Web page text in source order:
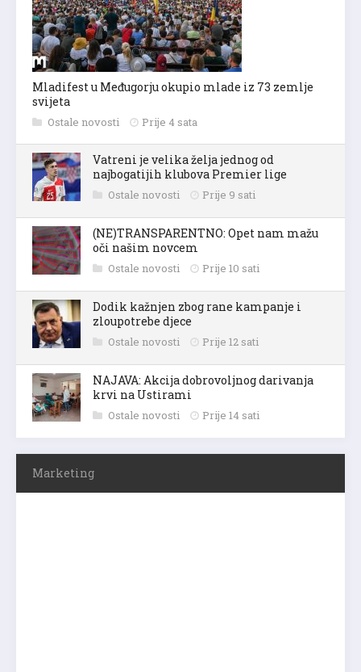
Mladifest u Međugorju okupio mlade iz 73 zemlje
svijeta
Ostale novosti Prije 4 sata
Vatreni je velika želja jednog od
najbogatijih klubova Premier lige
Ostale novosti Prije 9 sati
(NE)TRANSPARENTNO: Opet nam mažu
oči našim novcem
Ostale novosti Prije 10 sati
Dodik kažnjen zbog rane kampanje i
zloupotrebe djece
Ostale novosti Prije 12 sati
NAJAVA: Akcija dobrovoljnog darivanja
krvi na Ustirami
Ostale novosti Prije 14 sati
Marketing